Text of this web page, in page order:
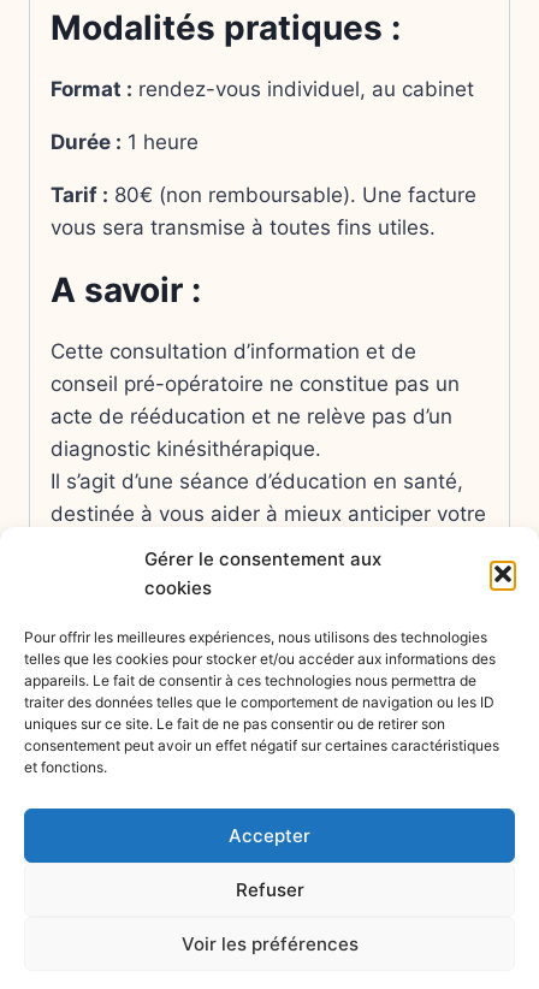
Gérer le consentement aux
cookies
Pour offrir les meilleures expériences, nous utilisons des technologies
telles que les cookies pour stocker et/ou accéder aux informations des
appareils. Le fait de consentir à ces technologies nous permettra de
traiter des données telles que le comportement de navigation ou les ID
uniques sur ce site. Le fait de ne pas consentir ou de retirer son
consentement peut avoir un effet négatif sur certaines caractéristiques
et fonctions.
Accepter
Refuser
Voir les préférences
Modalités pratiques :
Format : rendez-vous individuel, au cabinet
Durée : 1 heure
Tarif : 80€ (non remboursable). Une facture
vous sera transmise à toutes fins utiles.
A savoir :
Cette consultation d’information et de
conseil pré-opératoire ne constitue pas un
acte de rééducation et ne relève pas d’un
diagnostic kinésithérapique.
Il s’agit d’une séance d’éducation en santé,
destinée à vous aider à mieux anticiper votre
chirurgie et ses suites.
Elle n’ouvre pas droit à un remboursement
par l’Assurance Maladie.
Politique de cookies